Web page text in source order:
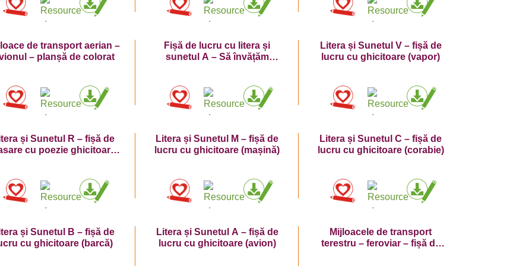
de transport aerian –
– planșă de colorat
Fișă de lucru cu litera și
sunetul A – Să învățăm
Litera și Sunetul V – fișă de
lucru cu ghicitoare (vapor)
și Sunetul R – fișă de
cu poezie ghicitoare
Litera și Sunetul M – fișă de
lucru cu ghicitoare (mașină)
Litera și Sunetul C – fișă de
lucru cu ghicitoare (corabie)
și Sunetul B – fișă de
cu ghicitoare (barcă)
Litera și Sunetul A – fișă de
lucru cu ghicitoare (avion)
Mijloacele de transport
terestru – feroviar – fișă de